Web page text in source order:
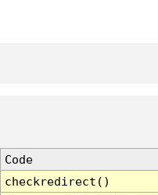
Code
checkredirect()